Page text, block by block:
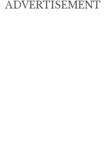
ADVERTISEMENT